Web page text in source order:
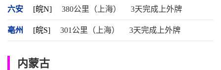
六安 [皖N] 380公里（上海） 3天完成上外牌
亳州 [皖S] 301公里（上海） 3天完成上外牌
内蒙古